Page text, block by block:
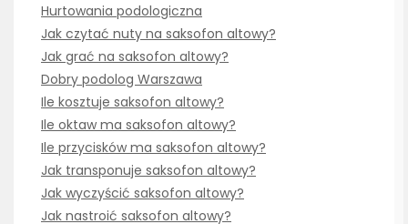
Hurtowania podologiczna
Jak czytać nuty na saksofon altowy?
Jak grać na saksofon altowy?
Dobry podolog Warszawa
Ile kosztuje saksofon altowy?
Ile oktaw ma saksofon altowy?
Ile przycisków ma saksofon altowy?
Jak transponuje saksofon altowy?
Jak wyczyścić saksofon altowy?
Jak nastroić saksofon altowy?